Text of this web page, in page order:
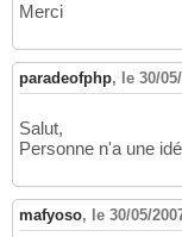
Merci
paradeofphp, le 30/
Salut,
Personne n'a une
mafyoso, le 30/05/